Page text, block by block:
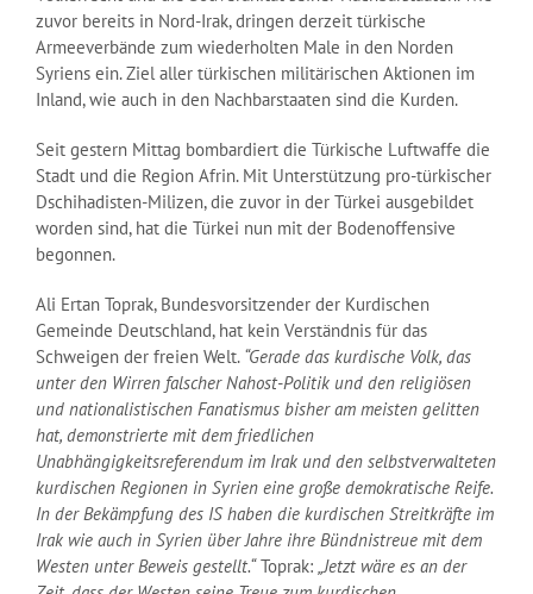
zuvor bereits in Nord-Irak, dringen derzeit türkische
Armeeverbände zum wiederholten Male in den Norden
Syriens ein. Ziel aller türkischen militärischen Aktionen im
Inland, wie auch in den Nachbarstaaten sind die Kurden.
Seit gestern Mittag bombardiert die Türkische Luftwaffe die
Stadt und die Region Afrin. Mit Unterstützung pro-türkischer
Dschihadisten-Milizen, die zuvor in der Türkei ausgebildet
worden sind, hat die Türkei nun mit der Bodenoffensive
begonnen.
Ali Ertan Toprak, Bundesvorsitzender der Kurdischen
Gemeinde Deutschland, hat kein Verständnis für das
Schweigen der freien Welt. “Gerade das kurdische Volk, das
unter den Wirren falscher Nahost-Politik und den religiösen
und nationalistischen Fanatismus bisher am meisten gelitten
hat, demonstrierte mit dem friedlichen
Unabhängigkeitsreferendum im Irak und den selbstverwalteten
kurdischen Regionen in Syrien eine große demokratische Reife.
In der Bekämpfung des IS haben die kurdischen Streitkräfte im
Irak wie auch in Syrien über Jahre ihre Bündnistreue mit dem
Westen unter Beweis gestellt.“Toprak: „Jetzt wäre es an der